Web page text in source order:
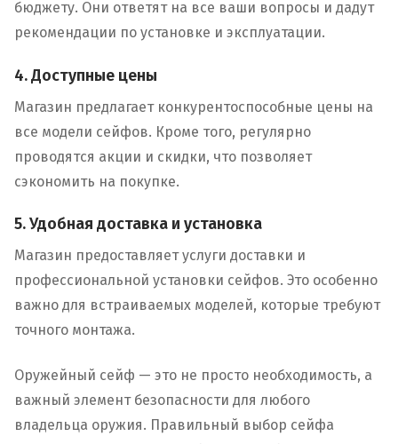
бюджету. Они ответят на все ваши вопросы и дадут
рекомендации по установке и эксплуатации.
4. Доступные цены
Магазин предлагает конкурентоспособные цены на
все модели сейфов. Кроме того, регулярно
проводятся акции и скидки, что позволяет
сэкономить на покупке.
5. Удобная доставка и установка
Магазин предоставляет услуги доставки и
профессиональной установки сейфов. Это особенно
важно для встраиваемых моделей, которые требуют
точного монтажа.
Оружейный сейф — это не просто необходимость, а
важный элемент безопасности для любого
владельца оружия. Правильный выбор сейфа